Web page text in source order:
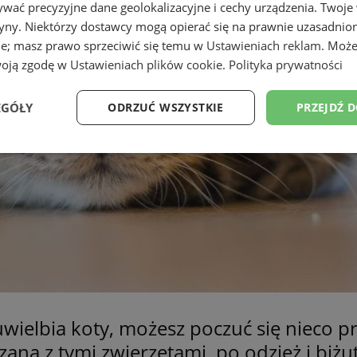
koty, możesz poczuć się nieco
precyzyjne dane geolokalizacyjne i cechy urządzenia.
Niektórzy dostawcy mogą opierać się na prawnie
masz prawo sprzeciwić się temu w Ustawieniach reklam.
zgodę w Ustawieniach plików cookie. Polityka prywatności
PRZEJDŹ
ODRZUĆ WSZYSTKIE
Wydajność Targetowanie Funkcjonalność
Domena
Okres
przechowywania